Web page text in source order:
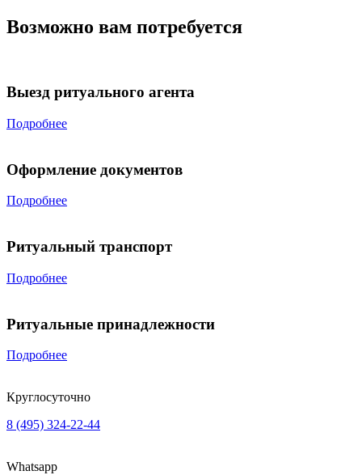
Возможно вам потребуется
Выезд ритуального агента
Подробнее
Оформление документов
Подробнее
Ритуальный транспорт
Подробнее
Ритуальные принадлежности
Подробнее
Круглосуточно
8 (495) 324-22-44
Whatsapp